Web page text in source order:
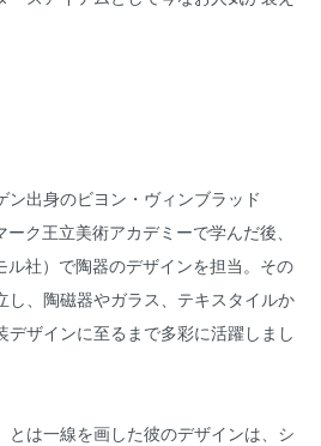
出身のビヨン・ヴィンブラッド
ーク王立美術アカデミーで学んだ後、
社）で陶器のデザインを担当。その
し、陶磁器やガラス、テキスタイルか
デザインに至るまで多彩に活躍しまし
とは一線を画した彼のデザインは、シ